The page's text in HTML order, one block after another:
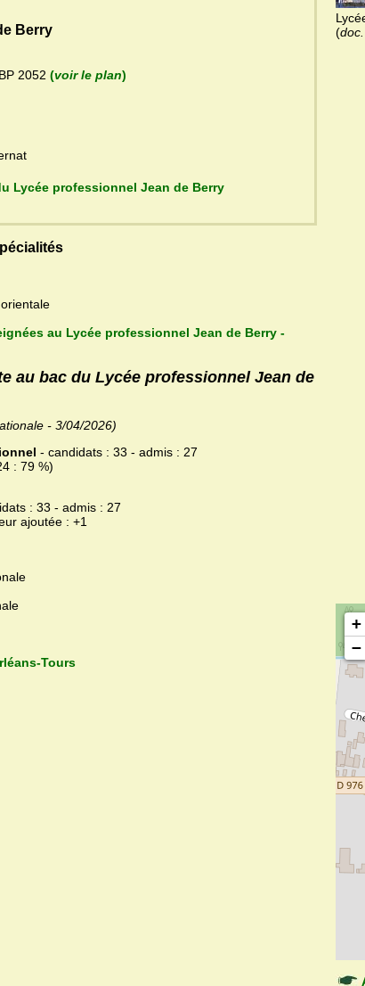
Berry
2052 (voir le plan)
au site Internet du Lycée professionnel Jean de Berry
au Lycée professionnel Jean de Berry -
au bac du Lycée professionnel Jean de
- 3/04/2026)
- candidats : 33 - admis : 27
: 79 %)
: 33 - admis : 27
ajoutée : +1
Tours
(
+
−